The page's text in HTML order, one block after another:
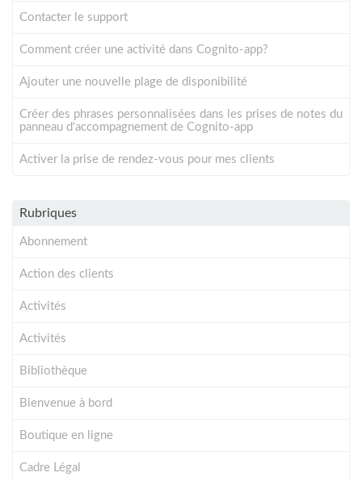
Contacter le support
Comment créer une activité dans Cognito-app?
Ajouter une nouvelle plage de disponibilité
Créer des phrases personnalisées dans les prises de notes du
panneau d'accompagnement de Cognito-app
Activer la prise de rendez-vous pour mes clients
Rubriques
Abonnement
Action des clients
Activités
Activités
Bibliothèque
Bienvenue à bord
Boutique en ligne
Cadre Légal